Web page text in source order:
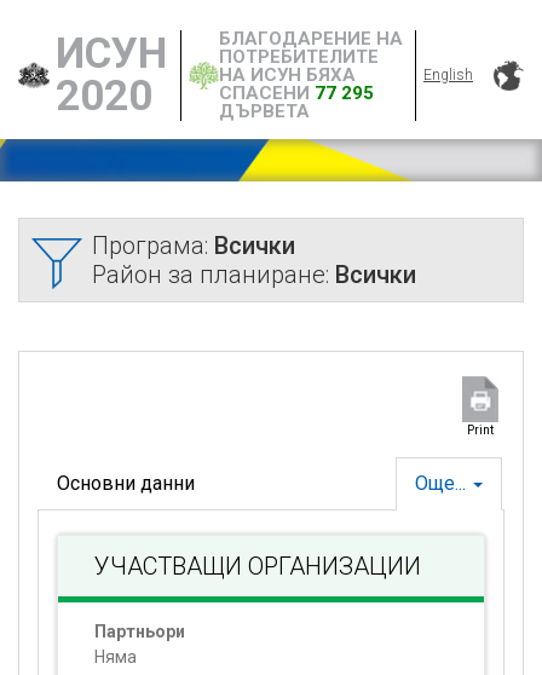
ИСУН
2020
БЛАГОДАРЕНИЕ НА
ПОТРЕБИТЕЛИТЕ
НА ИСУН БЯХА
СПАСЕНИ 77 295
ДЪРВЕТА
English
Програма: Всички
Район за планиране: Всички
Print
Още...
Основни данни
УЧАСТВАЩИ ОРГАНИЗАЦИИ
Партньори
Няма